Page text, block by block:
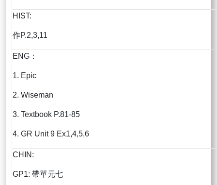
HIST:
作P.2,3,11
ENG：
1. Epic
2. Wiseman
3. Textbook P.81-85
4. GR Unit 9 Ex1,4,5,6
CHIN:
GP1: 帶單元七